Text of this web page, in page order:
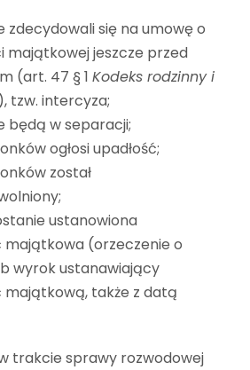
zdecydowali się na umowę o
majątkowej jeszcze przed
(art. 47 § 1 Kodeks rodzinny i
tzw. intercyza;
będą w separacji;
ogłosi upadłość;
został
ustanowiona
majątkowa (orzeczenie o
wyrok ustanawiający
majątkową, także z datą
trakcie sprawy rozwodowej